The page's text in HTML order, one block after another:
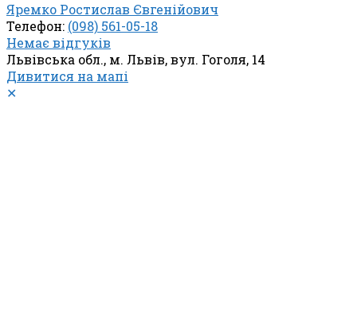
Яремко Ростислав Євгенійович
Телефон: (098) 561-05-18
Немає відгуків
Львівська обл., м. Львів, вул. Гоголя, 14
Дивитися на мапі
✕